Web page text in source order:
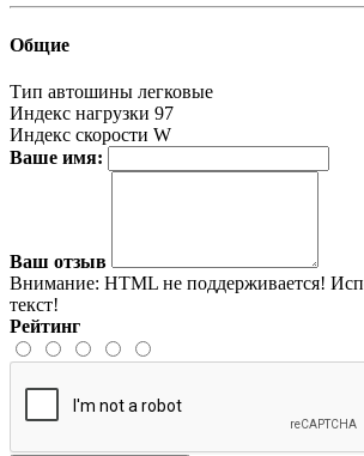
Общие
Тип автошины легковые
Индекс нагрузки 97
Индекс скорости W
Ваше имя:
Ваш отзыв
Внимание: HTML не поддерживается!
текст!
Рейтинг